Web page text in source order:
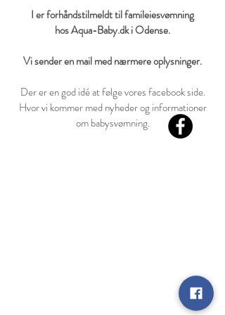
I er forhåndstilmeldt til famileiesvømning
hos Aqua-Baby.dk i Odense.
Vi sender en mail med nærmere oplysninger.
Der er en god idé at følge vores facebook side.
Hvor vi kommer med nyheder og informationer
om babysvømning.